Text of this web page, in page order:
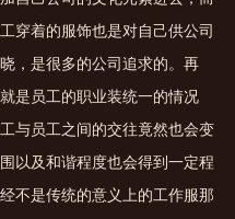
穿着的服饰也是对自己供公司
，是很多的公司追求的。再
是员工的职业装统一的情况
与员工之间的交往竟然也会变
以及和谐程度也会得到一定程
不是传统的意义上的工作服那